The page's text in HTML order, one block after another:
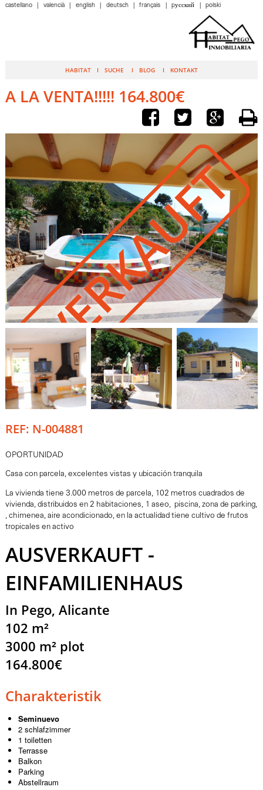
HABITAT SUCHE BLOG KONTAKT
castellano valencià english deutsch français pусский polski
A LA VENTA!!!!! 164.800€
REF: N-004881
OPORTUNIDAD
Casa con parcela, excelentes vistas y ubicación tranquila
La vivienda tiene 3.000 metros de parcela, 102 metros cuadrados de
vivienda, distribuidos en 2 habitaciones, 1 aseo, piscina, zona de parking,
, chimenea, aire acondicionado, en la actualidad tiene cultivo de frutos
tropicales en activo
AUSVERKAUFT -
EINFAMILIENHAUS
In Pego, Alicante
102 m²
3000 m² plot
164.800€
Charakteristik
Seminuevo
2 schlafzimmer
1 toiletten
Terrasse
Balkon
Parking
Abstellraum